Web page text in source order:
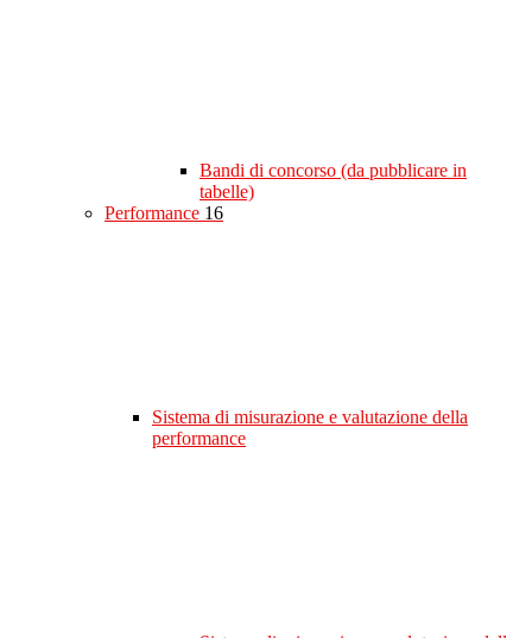
Bandi di concorso (da pubblicare in
tabelle)
Performance 16
Sistema di misurazione e valutazione della
performance